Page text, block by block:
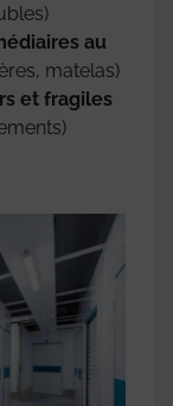
au
matelas)
et fragiles